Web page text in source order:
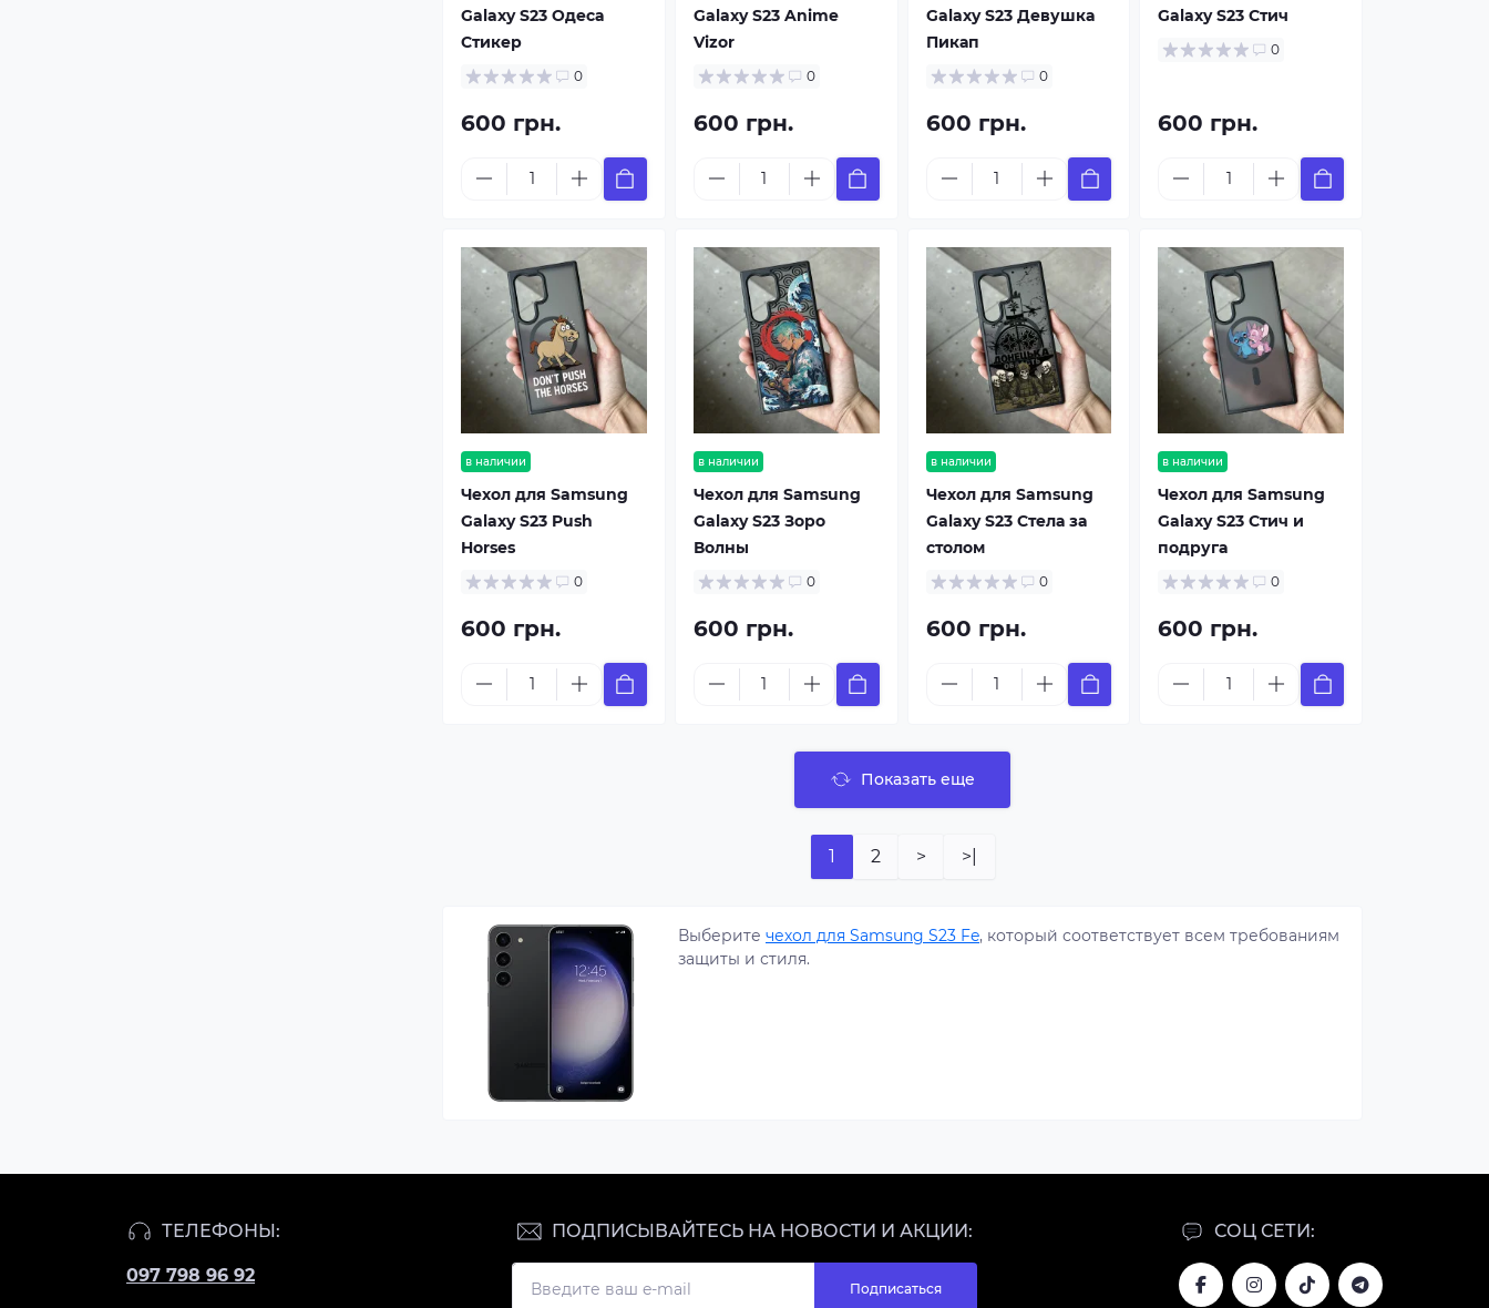
Galaxy S23 Одеса
Стикер
0
600 грн.
Galaxy S23 Anime
Vizor
0
600 грн.
Galaxy S23 Девушка
Пикап
0
600 грн.
Galaxy S23 Стич
0
600 грн.
в наличии
Чехол для Samsung
Galaxy S23 Push
Horses
0
600 грн.
в наличии
Чехол для Samsung
Galaxy S23 Зоро
Волны
0
600 грн.
в наличии
Чехол для Samsung
Galaxy S23 Стела за
столом
0
600 грн.
в наличии
Чехол для Samsung
Galaxy S23 Стич и
подруга
0
600 грн.
Показать еще
1 2 > >|
Выберите чехол для Samsung S23 Fe, который соответствует всем требованиям
защиты и стиля.
ТЕЛЕФОНЫ:
097 798 96 92
СОЦ СЕТИ:
ПОДПИСЫВАЙТЕСЬ НА НОВОСТИ И АКЦИИ:
Подписаться